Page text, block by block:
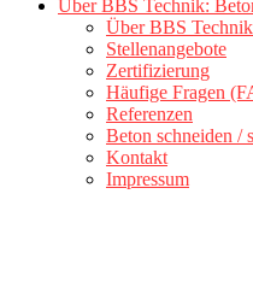
Über BBS Technik:
Über BBS
Stellenangebote
Zertifizierung
Häufige Fragen
Referenzen
Beton schneiden /
Kontakt
Impressum